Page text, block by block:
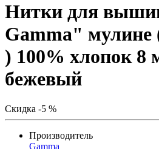
Нитки для
Gamma" мулине
) 100% хлопок 8
бежевый
Скидка -5 %
Производитель
Gamma